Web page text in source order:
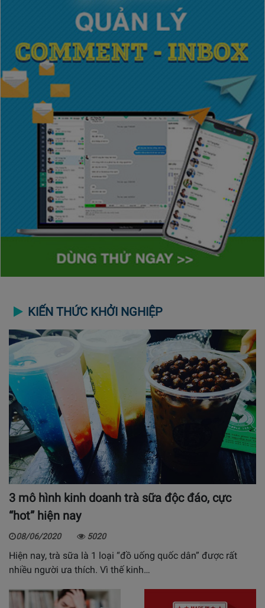
KIẾN THỨC KHỞI NGHIỆP
3 mô hình kinh doanh trà sữa độc đáo, cực
“hot” hiện nay
08/06/2020 5020
Hiện nay, trà sữa là 1 loại “đồ uống quốc dân” được rất
nhiều người ưa thích. Vì thế kinh…